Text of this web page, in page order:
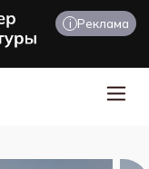
i Реклама